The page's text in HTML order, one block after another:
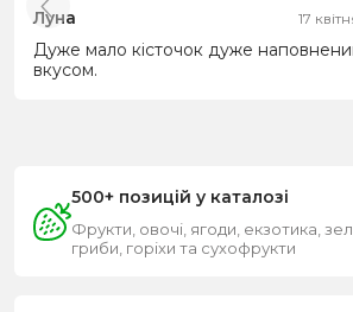
Луна 17
Дуже мало кісточок дуже
вкусом.
500+ позицій у каталозі
Фрукти, овочі, ягоди, екзотика,
гриби, горіхи та сухофрукти